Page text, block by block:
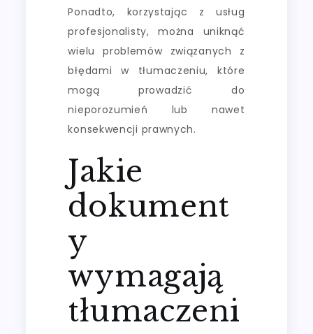
Ponadto, korzystając z usług
profesjonalisty, można uniknąć
wielu problemów związanych z
błędami w tłumaczeniu, które
mogą prowadzić do
nieporozumień lub nawet
konsekwencji prawnych.
Jakie
dokument
y
wymagają
tłumaczeni